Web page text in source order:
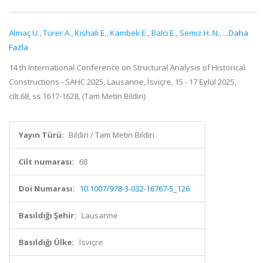
Almaç U.,Türer A.,Kishali E.,Kambek E.,Balcı E., Semiz H. N., ...Daha
Fazla
14 th International Conference on Structural Analysis of Historical
Constructions - SAHC 2025, Lausanne, İsviçre, 15 - 17 Eylül 2025,
cilt.68, ss.1617-1628, (Tam Metin Bildiri)
Yayın Türü: Bildiri / Tam Metin Bildiri
Cilt numarası: 68
Doi Numarası: 10.1007/978-3-032-16767-5_126
Basıldığı Şehir: Lausanne
Basıldığı Ülke: İsviçre